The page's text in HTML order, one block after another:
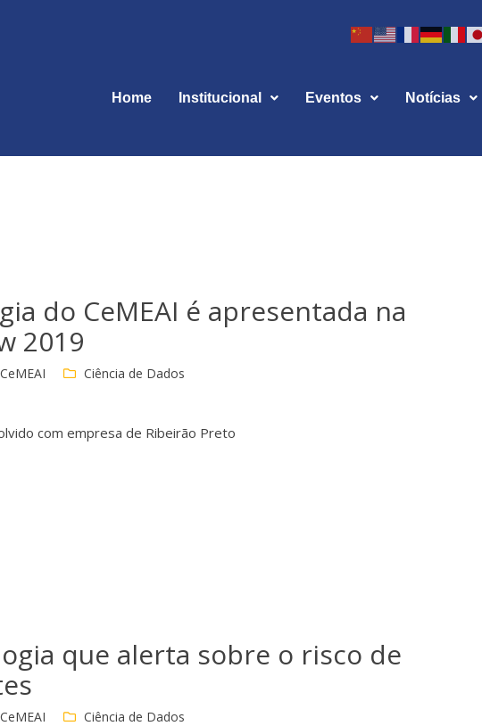
Home Institucional Eventos Notícias
do CeMEAI é apresentada na
2019
Ciência de Dados
com empresa de Ribeirão Preto
que alerta sobre o risco de
Ciência de Dados